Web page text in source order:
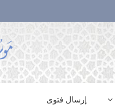
إرسال فتوى